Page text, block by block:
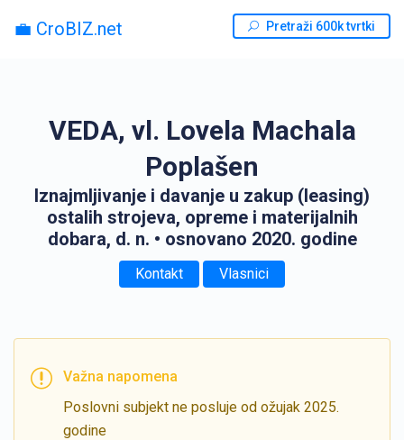
💼 CroBIZ.net Pretraži 600k tvrtki
VEDA, vl. Lovela Machala
Poplašen
Iznajmljivanje i davanje u zakup (leasing)
ostalih strojeva, opreme i materijalnih
dobara, d. n. • osnovano 2020. godine
Kontakt Vlasnici
Važna napomena
Poslovni subjekt ne posluje od ožujak 2025.
godine